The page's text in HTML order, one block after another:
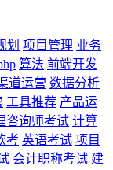
划 项目管理 业务
算法 前端开发
道运营 数据分析
工具推荐 产品运
咨询师考试 计算
考 英语考试 项目
会计职称考试 建